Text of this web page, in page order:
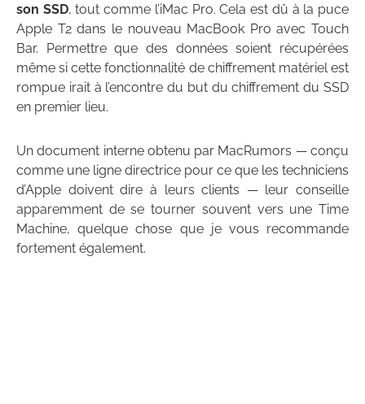
son SSD, tout comme l’iMac Pro. Cela est dû à la puce
Apple T2 dans le nouveau MacBook Pro avec Touch
Bar. Permettre que des données soient récupérées
même si cette fonctionnalité de chiffrement matériel est
rompue irait à l’encontre du but du chiffrement du SSD
en premier lieu.
Un document interne obtenu par MacRumors — conçu
comme une ligne directrice pour ce que les techniciens
d’Apple doivent dire à leurs clients — leur conseille
apparemment de se tourner souvent vers une Time
Machine, quelque chose que je vous recommande
fortement également.